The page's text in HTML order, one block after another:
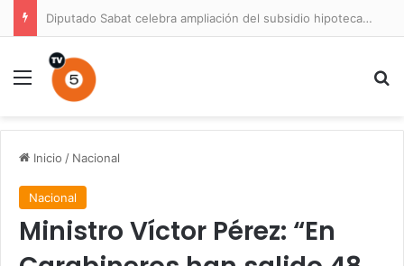
Diputado Sabat celebra ampliación del subsidio hipotecario con viviendas de hasta 6.000 UF
Menú
Inicio / Nacional
Nacional
Ministro Víctor Pérez: “En